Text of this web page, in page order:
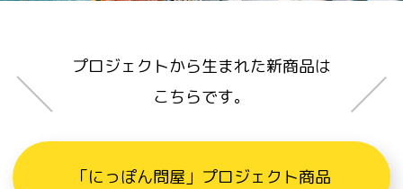
プロジェクトから生まれた新商品は
こちらです。
「にっぽん問屋」プロジェクト商品